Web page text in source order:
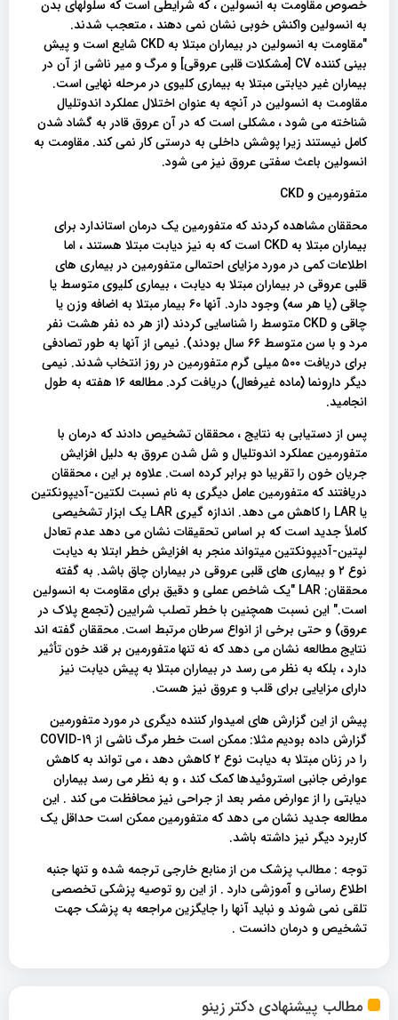
مطالب پیشنهادی دکتر زینو
خصوص مقاومت به انسولین ، که شرایطی است که سلولهای بدن
به انسولین واکنش خوبی نشان نمی دهند ، متعجب شدند.
"مقاومت به انسولین در بیماران مبتلا به CKD شایع است و پیش
بینی کننده CV [مشکلات قلبی عروقی] و مرگ و میر ناشی از آن در
بیماران غیر دیابتی مبتلا به بیماری کلیوی در مرحله نهایی است.
مقاومت به انسولین در آنچه به عنوان اختلال عملکرد اندوتلیال
شناخته می شود ، مشکلی است که در آن عروق قادر به گشاد شدن
کامل نیستند زیرا پوشش داخلی به درستی کار نمی کند. مقاومت به
انسولین باعث سفتی عروق نیز می شود.
متفورمین و CKD
محققان مشاهده کردند که متفورمین یک درمان استاندارد برای
بیماران مبتلا به CKD است که به نیز دیابت مبتلا هستند ، اما
اطلاعات کمی در مورد مزایای احتمالی متفورمین در بیماری های
قلبی عروقی در بیماران مبتلا به دیابت ، بیماری کلیوی متوسط یا
چاقی (یا هر سه) وجود دارد. آنها ۶۰ بیمار مبتلا به اضافه وزن یا
چاقی و CKD متوسط را شناسایی کردند (از هر ده نفر هشت نفر
مرد و با سن متوسط ۶۶ سال بودند). نیمی از آنها به طور تصادفی
برای دریافت ۵۰۰ میلی گرم متفورمین در روز انتخاب شدند. نیمی
دیگر دارونما (ماده غیرفعال) دریافت کرد. مطالعه ۱۶ هفته به طول
انجامید.
پس از دستیابی به نتایج ، محققان تشخیص دادند که درمان با
متفورمین عملکرد اندوتلیال و شل شدن عروق به دلیل افزایش
جریان خون را تقریبا دو برابر کرده است. علاوه بر این ، محققان
دریافتند که متفورمین عامل دیگری به نام نسبت لکتین-آدیپونکتین
یا LAR را کاهش می دهد. اندازه گیری LAR یک ابزار تشخیصی
کاملاً جدید است که بر اساس تحقیقات نشان می دهد عدم تعادل
لپتین-آدیپونکتین میتواند منجر به افزایش خطر ابتلا به دیابت
نوع ۲ و بیماری های قلبی عروقی در بیماران چاق باشد. به گفته
محققان: LAR "یک شاخص عملی و دقیق برای مقاومت به انسولین
است." این نسبت همچنین با خطر تصلب شرایین (تجمع پلاک در
عروق) و حتی برخی از انواع سرطان مرتبط است. محققان گفته اند
نتایج مطالعه نشان می دهد که نه تنها متفورمین بر قند خون تأثیر
دارد ، بلکه به نظر می رسد در بیماران مبتلا به پیش دیابت نیز
دارای مزایایی برای قلب و عروق نیز هست.
پیش از این گزارش های امیدوار کننده دیگری در مورد متفورمین
گزارش داده بودیم مثلا: ممکن است خطر مرگ ناشی از COVID-19
را در زنان مبتلا به دیابت نوع ۲ کاهش دهد ، می تواند به کاهش
عوارض جانبی استروئیدها کمک کند ، و به نظر می رسد بیماران
دیابتی را از عوارض مضر بعد از جراحی نیز محافظت می کند . این
مطالعه جدید نشان می دهد که متفورمین ممکن است حداقل یک
کاربرد دیگر نیز داشته باشد.
توجه : مطالب پزشک من از منابع خارجی ترجمه شده و تنها جنبه
اطلاع رسانی و آموزشی دارد . از این رو توصیه پزشکی تخصصی
تلقی نمی شوند و نباید آنها را جایگزین مراجعه به پزشک جهت
تشخیص و درمان دانست .